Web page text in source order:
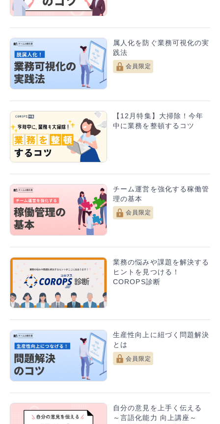
属人化を防ぐ業務可視化の実
践法
会員限定
【12月特集】大掃除！今年
中に業務を整頓するコツ
チーム運営を強化する稼働管
理の基本
会員限定
業務の悩みや課題を解決する
ヒントを見つける！
COROPS診断
生産性向上に紐づく問題解決
とは
会員限定
自分の意見を上手く伝える
～言語化能力 向上講座～